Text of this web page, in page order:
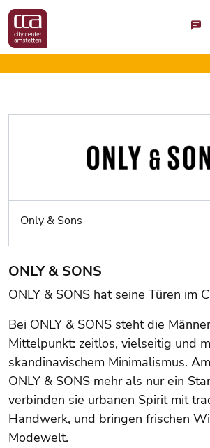
Only & Sons
ONLY & SONS
ONLY & SONS hat seine Türen im
Bei ONLY & SONS steht die
Mittelpunkt: zeitlos, vielseitig und
skandinavischem Minimalismus.
ONLY & SONS mehr als nur ein
verbinden sie urbanen Spirit mit
Handwerk, und bringen frischen
Modewelt.